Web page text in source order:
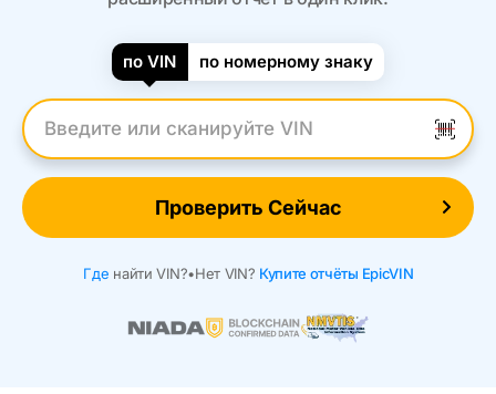
по VIN по номерному знаку
Введите VIN
Проверить Сейчас
Где найти VIN?•Нет VIN? Купите отчёты EpicVIN